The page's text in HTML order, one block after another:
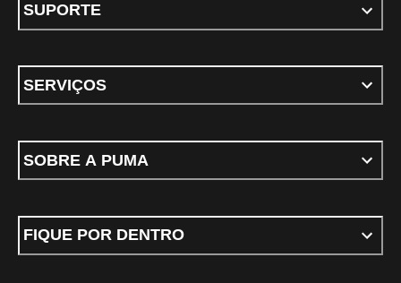
SUPORTE
SERVIÇOS
SOBRE A PUMA
FIQUE POR DENTRO